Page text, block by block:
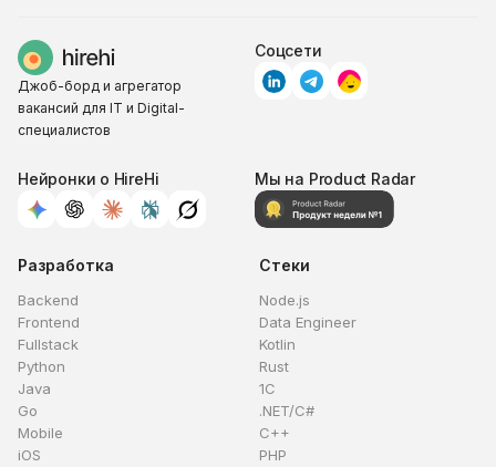
Джоб-борд и агрегатор
вакансий для IT и Digital-
специалистов
Соцсети
Нейронки о HireHi Мы на Product Radar
Разработка
Backend
Frontend
Fullstack
Python
Java
Go
Mobile
iOS
Стеки
Node.js
Data Engineer
Kotlin
Rust
1C
.NET/C#
C++
PHP